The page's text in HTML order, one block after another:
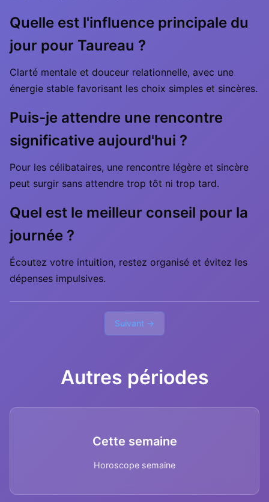
Quelle est l'influence principale du
jour pour Taureau ?
Clarté mentale et douceur relationnelle, avec une
énergie stable favorisant les choix simples et sincères.
Puis-je attendre une rencontre
significative aujourd'hui ?
Pour les célibataires, une rencontre légère et sincère
peut surgir sans attendre trop tôt ni trop tard.
Quel est le meilleur conseil pour la
journée ?
Écoutez votre intuition, restez organisé et évitez les
dépenses impulsives.
Suivant →
Autres périodes
Cette semaine
Horoscope semaine